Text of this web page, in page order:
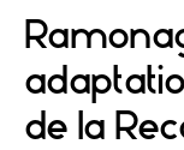
de la